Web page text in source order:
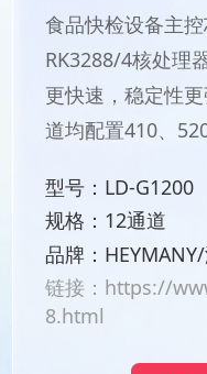
食品快检设备主
RK3288/4核处理
更快速，稳定性
道均配置410、
型号：LD-G1200
规格：12通道
品牌：
链接： https://
8.html